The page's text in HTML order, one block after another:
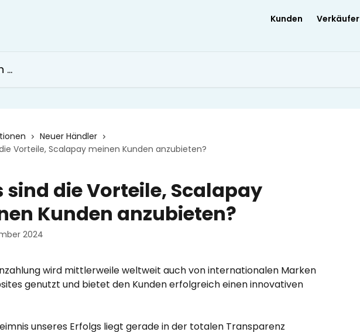
Kunden Verkäufer
Neuer Händler
Vorteile, Scalapay meinen Kunden anzubieten?
sind die Vorteile, Scalapay
Kunden anzubieten?
2024
wird mittlerweile weltweit auch von internationalen Marken
genutzt und bietet den Kunden erfolgreich einen innovativen
unseres Erfolgs liegt gerade in der totalen Transparenz